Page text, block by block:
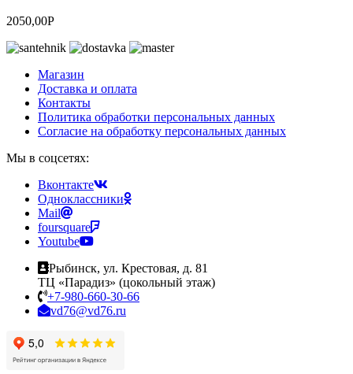
2050,00Р
Магазин
Доставка и оплата
Контакты
Политика обработки персональных данных
Согласие на обработку персональных данных
Мы в соцсетях:
Вконтакте
Одноклассники
Mail
foursquare
Youtube
Рыбинск, ул. Крестовая, д. 81
ТЦ «Парадиз» (цокольный этаж)
+7-980-660-30-66
vd76@vd76.ru